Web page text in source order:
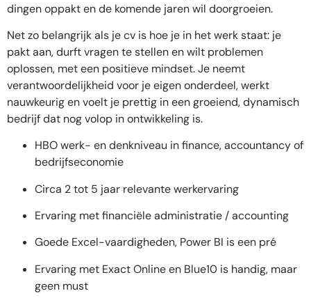
dingen oppakt en de komende jaren wil doorgroeien.
Net zo belangrijk als je cv is hoe je in het werk staat: je
pakt aan, durft vragen te stellen en wilt problemen
oplossen, met een positieve mindset. Je neemt
verantwoordelijkheid voor je eigen onderdeel, werkt
nauwkeurig en voelt je prettig in een groeiend, dynamisch
bedrijf dat nog volop in ontwikkeling is.
HBO werk- en denkniveau in finance, accountancy of
bedrijfseconomie
Circa 2 tot 5 jaar relevante werkervaring
Ervaring met financiële administratie / accounting
Goede Excel-vaardigheden, Power BI is een pré
Ervaring met Exact Online en Blue10 is handig, maar
geen must